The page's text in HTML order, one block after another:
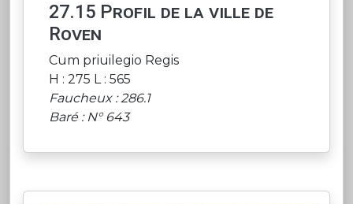
27.15 Profil de la ville de
Roven
Cum priuilegio Regis
H : 275 L : 565
Faucheux : 286.1
Baré : N° 643